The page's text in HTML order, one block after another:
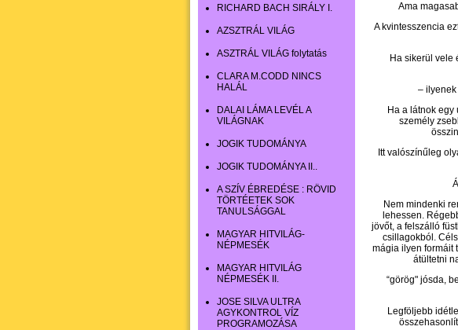
RICHARD BACH SIRÁLY I.
AZSZTRÁL VILÁG
ASZTRÁL VILÁG folytatás
CLARA M.CODD NINCS
HALÁL
DALAI LÁMA LEVÉL A
VILÁGNAK
JOGIK TUDOMÁNYA
JOGIK TUDOMÁNYA II..
A SZÍV ÉBREDÉSE : RÖVID
TÖRTÉETEK SOK
TANULSÁGGAL
MAGYAR HITVILÁG-
NÉPMESÉK
MAGYAR HITVILÁG
NÉPMESÉK II.
JOSE SILVA ULTRA
AGYKONTROL VÍZ
PROGRAMOZÁSA
Ama
A kvintesszencia
Ha sikerül vele
–
Ha a látnok egy
személy
Itt valószínűleg
Nem mindenki
lehessen.
jövőt, a felszálló
csillagokból.
mágia ilyen formáit
átültetni
“görög" jósda,
Legföljebb